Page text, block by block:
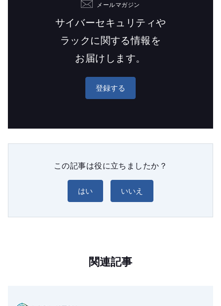
メールマガジン
サイバーセキュリティや
ラックに関する情報を
お届けします。
登録する
この記事は役に立ちましたか？
はい いいえ
関連記事